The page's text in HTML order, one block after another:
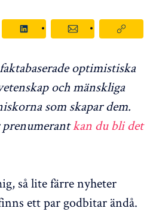
optimistiska
och mänskliga
som skapar dem.
kan du bli det
så lite färre nyheter
ett par godbitar ändå.